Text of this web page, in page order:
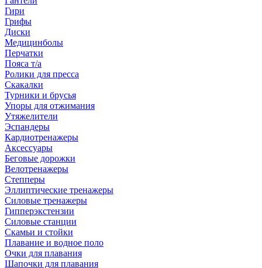
Гири
Грифы
Диски
Медицинболы
Перчатки
Пояса т/а
Ролики для пресса
Скакалки
Турники и брусья
Упоры для отжимания
Утяжелители
Эспандеры
Кардиотренажеры
Аксессуары
Беговые дорожки
Велотренажеры
Степперы
Эллиптические тренажеры
Силовые тренажеры
Гипперэкстензии
Силовые станции
Скамьи и стойки
Плавание и водное поло
Очки для плавания
Шапочки для плавания